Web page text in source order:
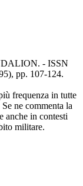
- ISSN
pp. 107-124.
frequenza in tutte
ne commenta la
anche in contesti
militare.